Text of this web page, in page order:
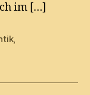
im […]
,